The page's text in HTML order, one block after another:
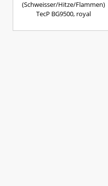
(Schweisser/Hitze/Flammen)
TecP BG9500, royal